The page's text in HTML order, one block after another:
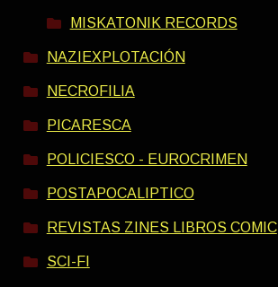
MISKATONIK RECORDS
NAZIEXPLOTACIÓN
NECROFILIA
PICARESCA
POLICIESCO - EUROCRIMEN
POSTAPOCALIPTICO
REVISTAS ZINES LIBROS COMIC
SCI-FI